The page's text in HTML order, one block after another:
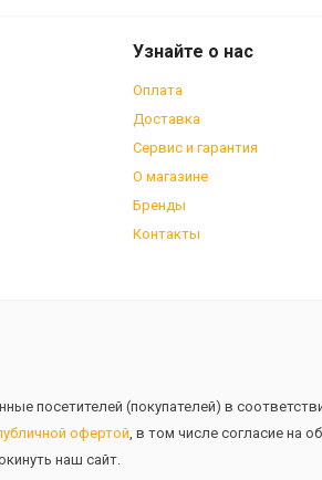
Узнайте о нас
Оплата
Доставка
Сервис и гарантия
О магазине
Бренды
Контакты
посетителей (покупателей) в
офертой, в том числе согласие на
наш сайт.